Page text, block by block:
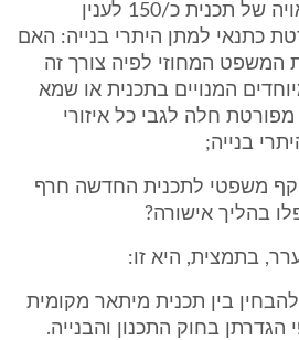
(א) מהי הפרשנות הראויה של תכנית כ/150 לענין
כתנאי למתן היתרי בנייה: האם
המשפט המחוזי לפיה צורך זה
המנויים בתכנית או שמא
חלה לגבי כל איזורי
בנייה;
משפטי לתכנית החדשה חרף
בהליך אישורה?
בין תכנית מיתאר מקומית
בחוק התכנון והבנייה.